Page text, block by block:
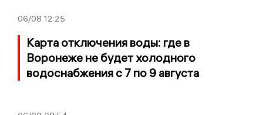
06/08 12:25
Карта отключения воды: где в
Воронеже не будет холодного
водоснабжения с 7 по 9 августа